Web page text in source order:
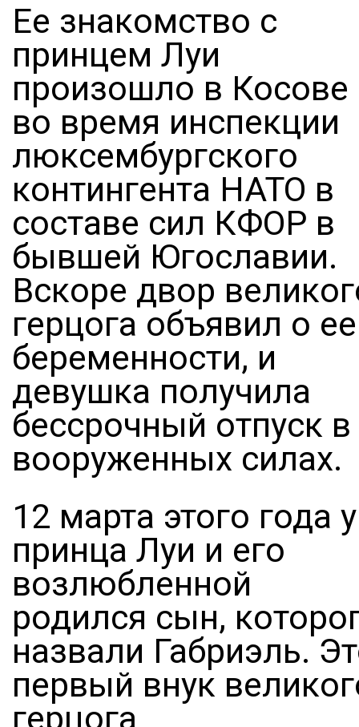
Ее знакомство с
принцем Луи
произошло в Косове
во время инспекции
люксембургского
контингента НАТО в
составе сил КФОР в
бывшей Югославии.
Вскоре двор
герцога объявил о ее
беременности, и
девушка получила
бессрочный отпуск в
вооруженных силах.
12 марта этого года у
принца Луи и его
возлюбленной
родился сын,
назвали Габриэль.
первый внук
герцога